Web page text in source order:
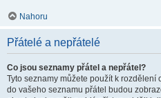
Nahoru
Přátelé a nepřátelé
Co jsou seznamy přátel a nepřátel?
Tyto seznamy můžete použít k
do vašeho seznamu přátel budou